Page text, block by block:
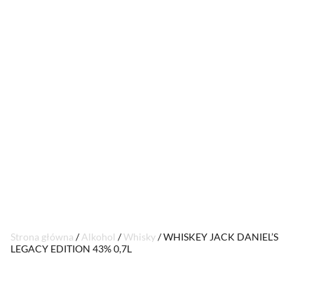
Strona główna /Alkohol /Whisky/ WHISKEY JACK DANIEL’S
LEGACY EDITION 43% 0,7L